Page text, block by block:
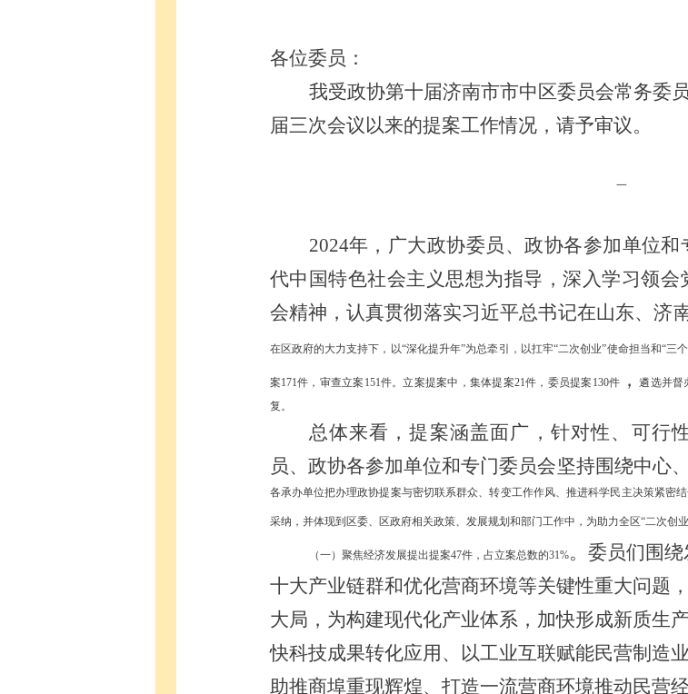
各位委员：
我受政协第十届济南市市中区委员会常务委
届三次会议以来的提案工作情况，请予审议。
一
2024年，广大政协委员、政协各参加单位
代中国特色社会主义思想为指导，深入学习领会
会精神，认真贯彻落实习近平总书记在山东、济
在区政府的大力支持下，以“深化提升年”为总牵引，以扛牢“二次创业”使命担当和“三
案171件，审查立案151件。立案提案中，集体提案21件，委员提案130件 ，遴选并督
复。
总体来看，提案涵盖面广，针对性、可行
员、政协各参加单位和专门委员会坚持围绕中心
各承办单位把办理政协提案与密切联系群众、转变工作作风、推进科学民主决策紧密
采纳，并体现到区委、区政府相关政策、发展规划和部门工作中，为助力全区“二次创
（一）聚焦经济发展提出提案47件，占立案总数的31%。委员们围
十大产业链群和优化营商环境等关键性重大问题
大局，为构建现代化产业体系，加快形成新质生产
快科技成果转化应用、以工业互联赋能民营制造
助推商埠重现辉煌、打造一流营商环境推动民营